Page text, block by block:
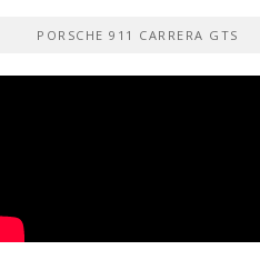
PORSCHE 911 CARRERA GTS